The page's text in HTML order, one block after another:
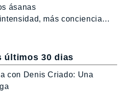
ásanas
más conciencia…
últimos 30 dias
con Denis Criado: Una